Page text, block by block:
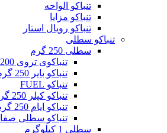
تنباکو الواحه
تنباکو مزایا
تنباکو رویال استار
تنباکو سطلی
سطلی 250 گرم
تنباکوی تروی 200 گرم
تنباکو بایر 250 گرم
تنباکو FUEL
تنباکو کپلر 250 گرم
تنباکو ایام 250 گرم
تنباکو سطلی صفا 250 گرم
سطلی 1 کیلوگرم